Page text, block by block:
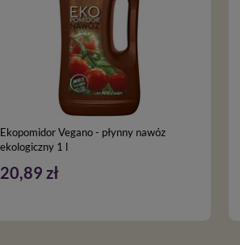
Ekopomidor Vegano - płynny nawóz
ekologiczny 1 l
20,89 zł